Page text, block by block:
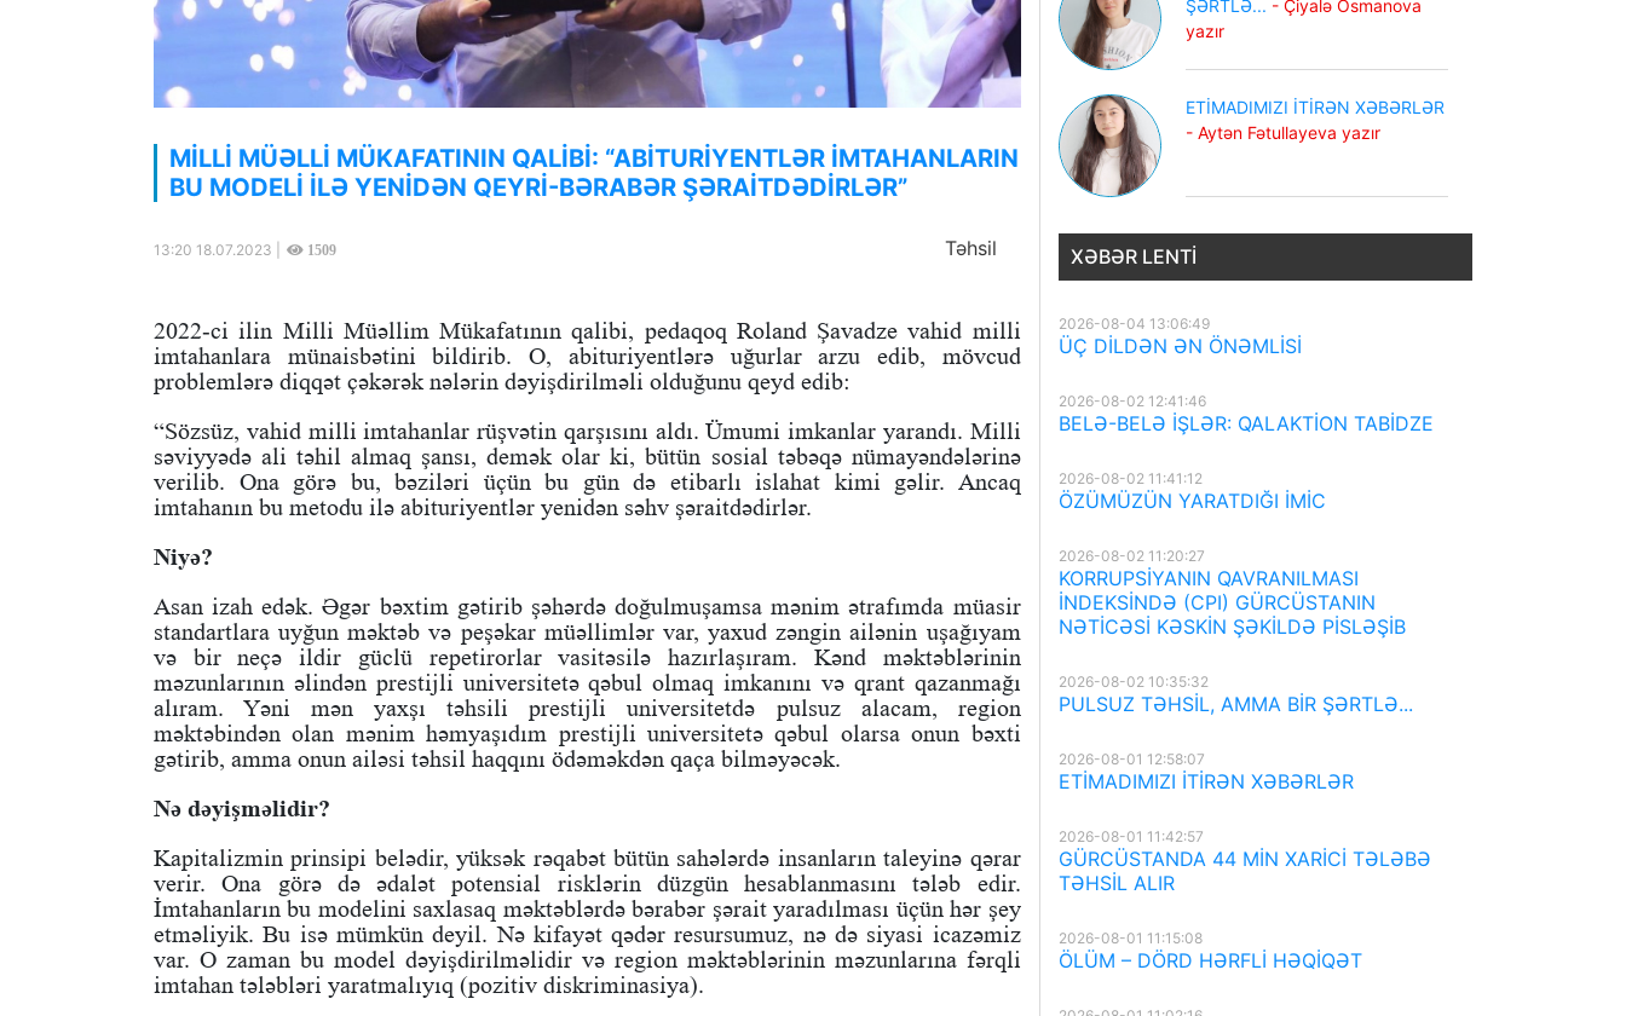
MİLLİ MÜƏLLİ MÜKAFATININ QALİBİ: “ABİTURİYENTLƏR İMTAHANLARIN
BU MODELİ İLƏ YENİDƏN QEYRİ-BƏRABƏR ŞƏRAİTDƏDİRLƏR”
13:20 18.07.2023 | 1509 Təhsil
2022-ci ilin Milli Müəllim Mükafatının qalibi, pedaqoq Roland Şavadze vahid milli
imtahanlara münaisbətini bildirib. O, abituriyentlərə uğurlar arzu edib, mövcud
problemlərə diqqət çəkərək nələrin dəyişdirilməli olduğunu qeyd edib:
“Sözsüz, vahid milli imtahanlar rüşvətin qarşısını aldı. Ümumi imkanlar yarandı. Milli
səviyyədə ali təhil almaq şansı, demək olar ki, bütün sosial təbəqə nümayəndələrinə
verilib. Ona görə bu, bəziləri üçün bu gün də etibarlı islahat kimi gəlir. Ancaq
imtahanın bu metodu ilə abituriyentlər yenidən səhv şəraitdədirlər.
Niyə?
Asan izah edək. Əgər bəxtim gətirib şəhərdə doğulmuşamsa mənim ətrafımda müasir
standartlara uyğun məktəb və peşəkar müəllimlər var, yaxud zəngin ailənin uşağıyam
və bir neçə ildir güclü repetirorlar vasitəsilə hazırlaşıram. Kənd məktəblərinin
məzunlarının əlindən prestijli universitetə qəbul olmaq imkanını və qrant qazanmağı
alıram. Yəni mən yaxşı təhsili prestijli universitetdə pulsuz alacam, region
məktəbindən olan mənim həmyaşıdım prestijli universitetə qəbul olarsa onun bəxti
gətirib, amma onun ailəsi təhsil haqqını ödəməkdən qaça bilməyəcək.
Nə dəyişməlidir?
Kapitalizmin prinsipi belədir, yüksək rəqabət bütün sahələrdə insanların taleyinə qərar
verir. Ona görə də ədalət potensial risklərin düzgün hesablanmasını tələb edir.
İmtahanların bu modelini saxlasaq məktəblərdə bərabər şərait yaradılması üçün hər şey
etməliyik. Bu isə mümkün deyil. Nə kifayət qədər resursumuz, nə də siyasi icazəmiz
var. O zaman bu model dəyişdirilməlidir və region məktəblərinin məzunlarına fərqli
imtahan tələbləri yaratmalıyıq (pozitiv diskriminasiya).
ŞƏRTLƏ... - Çiyalə Osmanova
yazır
ETİMADIMIZI İTİRƏN XƏBƏRLƏR
- Aytən Fətullayeva yazır
XƏBƏR LENTI
2026-08-04 13:06:49
ÜÇ DİLDƏN ƏN ÖNƏMLİSİ
2026-08-02 12:41:46
BELƏ-BELƏ İŞLƏR: QALAKTİON TABİDZE
2026-08-02 11:41:12
ÖZÜMÜZÜN YARATDIĞI İMİC
2026-08-02 11:20:27
KORRUPSİYANIN QAVRANILMASI
İNDEKSİNDƏ (CPI) GÜRCÜSTANIN
NƏTİCƏSİ KƏSKİN ŞƏKİLDƏ PİSLƏŞİB
2026-08-02 10:35:32
PULSUZ TƏHSİL, AMMA BİR ŞƏRTLƏ...
2026-08-01 12:58:07
ETİMADIMIZI İTİRƏN XƏBƏRLƏR
2026-08-01 11:42:57
GÜRCÜSTANDA 44 MİN XARİCİ TƏLƏBƏ
TƏHSİL ALIR
2026-08-01 11:15:08
ÖLÜM – DÖRD HƏRFLİ HƏQİQƏT